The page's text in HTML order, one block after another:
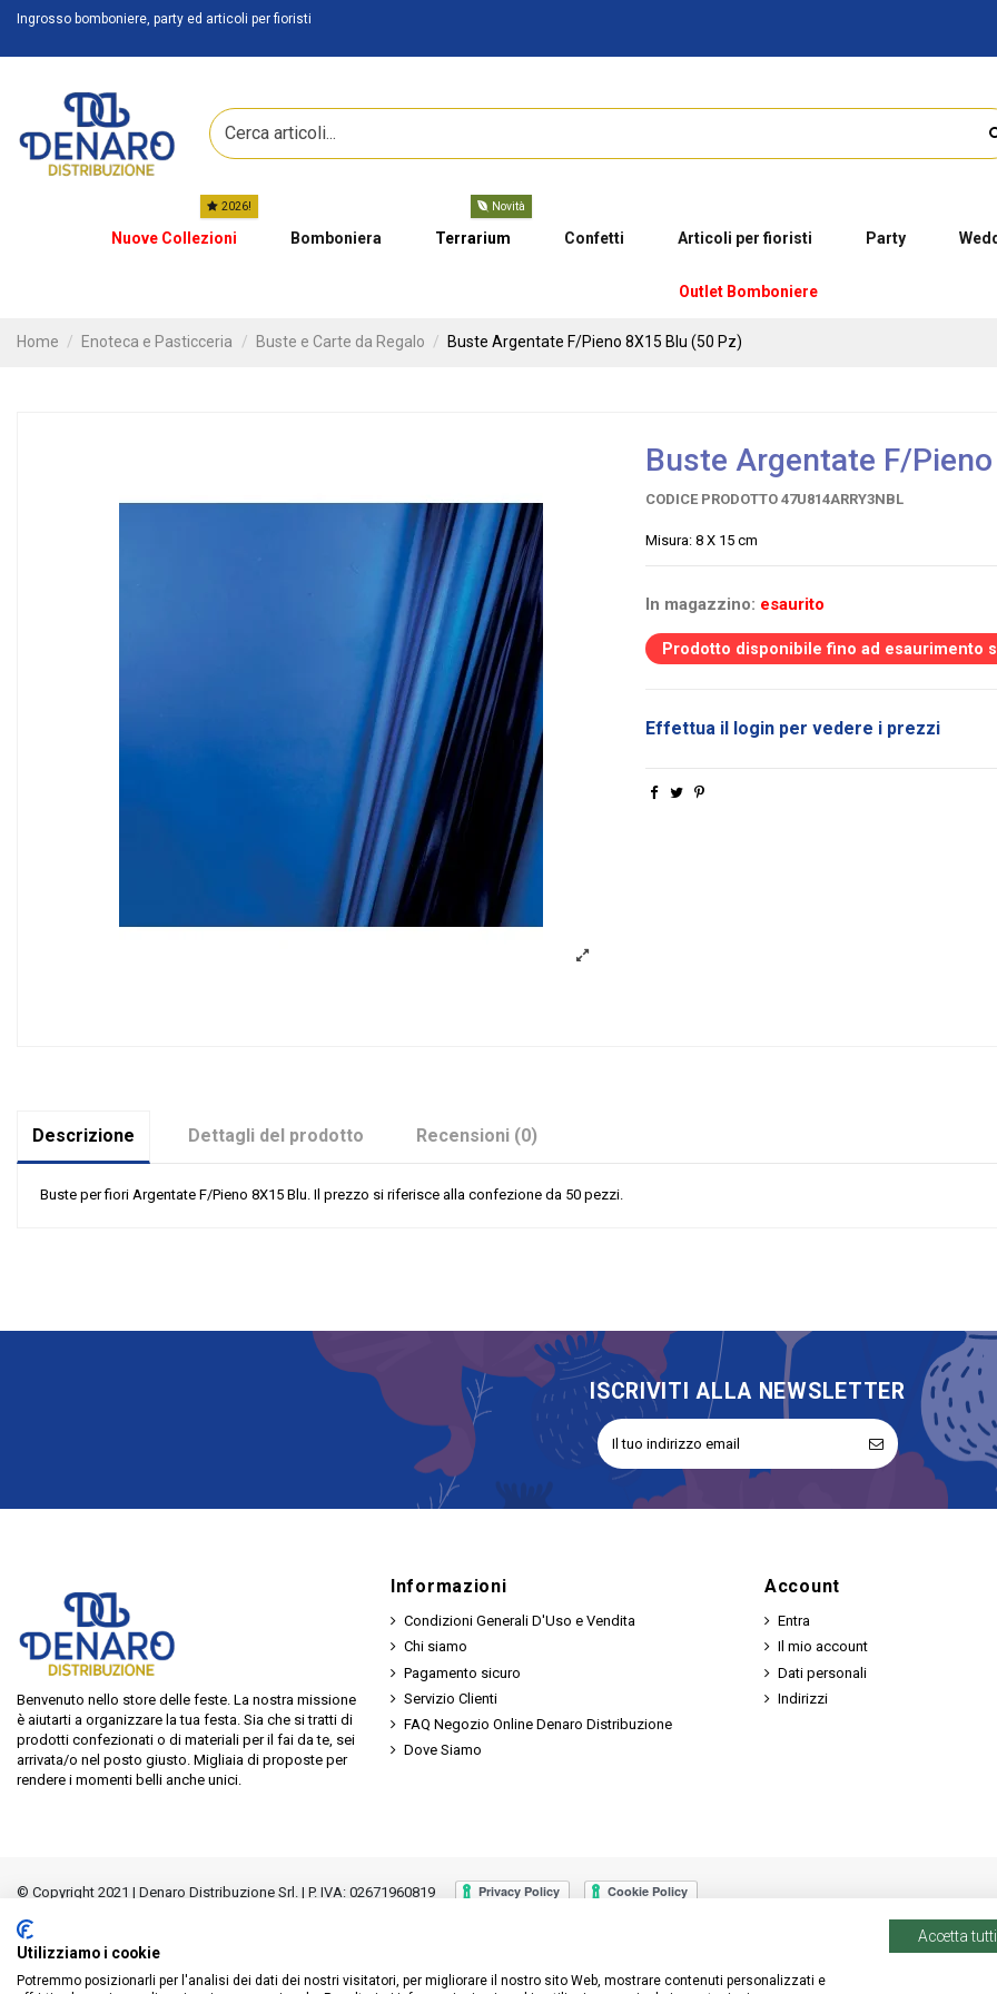
Ingrosso bomboniere, party ed articoli per fioristi
Nuove Collezioni
2026!
Bomboniera Terrarium
Novità
Confetti Articoli per fioristi Party
Outlet Bomboniere
Home Enoteca e Pasticceria Buste e Carte da Regalo Buste Argentate F/Pieno 8X15 Blu (50 Pz)
Buste Argentate F/
CODICE PRODOTTO 47U814ARRY3NBL
Misura: 8 X 15 cm
In magazzino: esaurito
Prodotto disponibile fino ad esaurimento
Effettua il login per vedere i prezzi
Descrizione Dettagli del prodotto Recensioni (0)
Buste per fiori Argentate F/Pieno 8X15 Blu. Il prezzo si riferisce alla confezione da 50 pezzi.
ISCRIVITI ALLA NEWSLETTER
Benvenuto nello store delle feste. La nostra missione
è aiutarti a organizzare la tua festa. Sia che si tratti di
prodotti confezionati o di materiali per il fai da te, sei
arrivata/o nel posto giusto. Migliaia di proposte per
rendere i momenti belli anche unici.
Informazioni
Condizioni Generali D'Uso e Vendita
Chi siamo
Pagamento sicuro
Servizio Clienti
FAQ Negozio Online Denaro Distribuzione
Dove Siamo
Account
Entra
Il mio account
Dati personali
Indirizzi
© Copyright 2021 | Denaro Distribuzione Srl. | P. IVA: 02671960819
Utilizziamo i cookie
Potremmo posizionarli per l'analisi dei dati dei nostri visitatori, per migliorare il nostro sito Web, mostrare contenuti personalizzati e
Accetta